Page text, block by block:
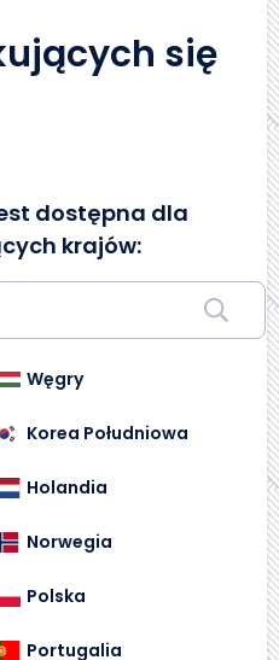
się
dostępna dla
krajów:
Węgry
Korea Południowa
Holandia
Norwegia
Polska
Portugalia